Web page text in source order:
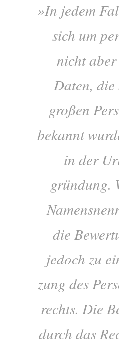
»In jedem
sich um
nicht aber
Daten, die
großen
bekan­nt
in der
gründung.
die
jedoch zu
zung des
rechts. Die
durch das